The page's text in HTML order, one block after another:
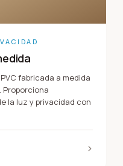
fabricada a medida
Proporciona
la luz y privacidad con
›